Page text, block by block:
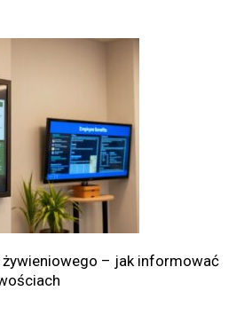
– jak informować